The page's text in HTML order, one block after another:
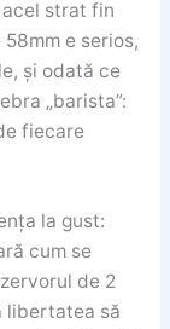
acel strat fin
e serios,
și odată ce
„barista”:
fiecare
la gust:
cum se
de 2
libertatea să